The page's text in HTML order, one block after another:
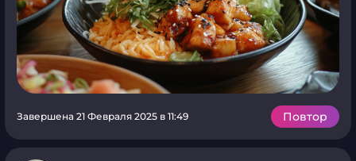
Завершена 21 Февраля 2025 в 11:49 Повтор